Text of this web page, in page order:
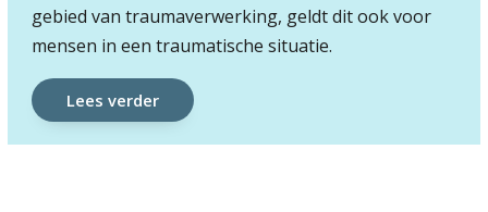
gebied van traumaverwerking, geldt dit ook voor
mensen in een traumatische situatie.
Lees verder